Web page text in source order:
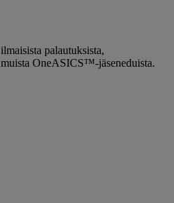
palautuksista,
OneASICS™-jäseneduista.